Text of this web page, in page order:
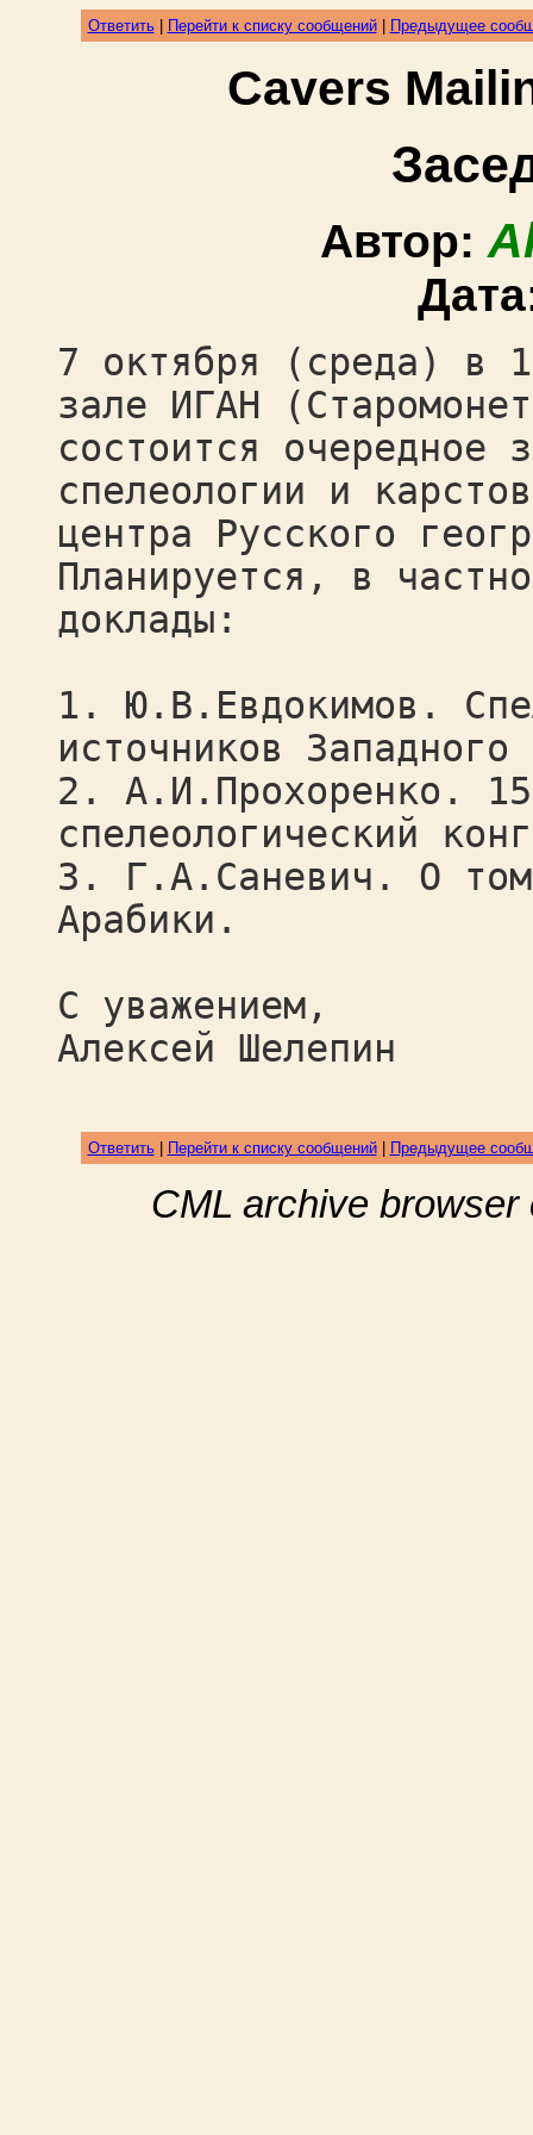
Ответить| Перейти к списку сообщений| Предыдущее
Cavers
Автор:
7 октября (среда) в
зале ИГАН
состоится очередное
спелеологии и
центра Русского
Планируется, в
доклады:
1. Ю.В.Евдокимов.
источников
2. А.И.Прохоренко.
спелеологический
3. Г.А.Саневич. О
Арабики.
С уважением,
Алексей Шелепин
Ответить| Перейти к списку сообщений| Предыдущее
CML archive